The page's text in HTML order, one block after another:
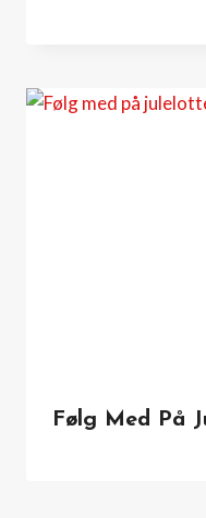
Følg Med På